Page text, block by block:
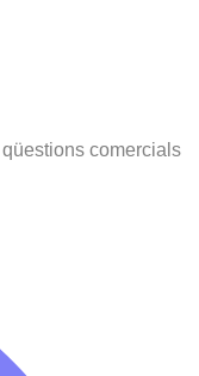
comercials